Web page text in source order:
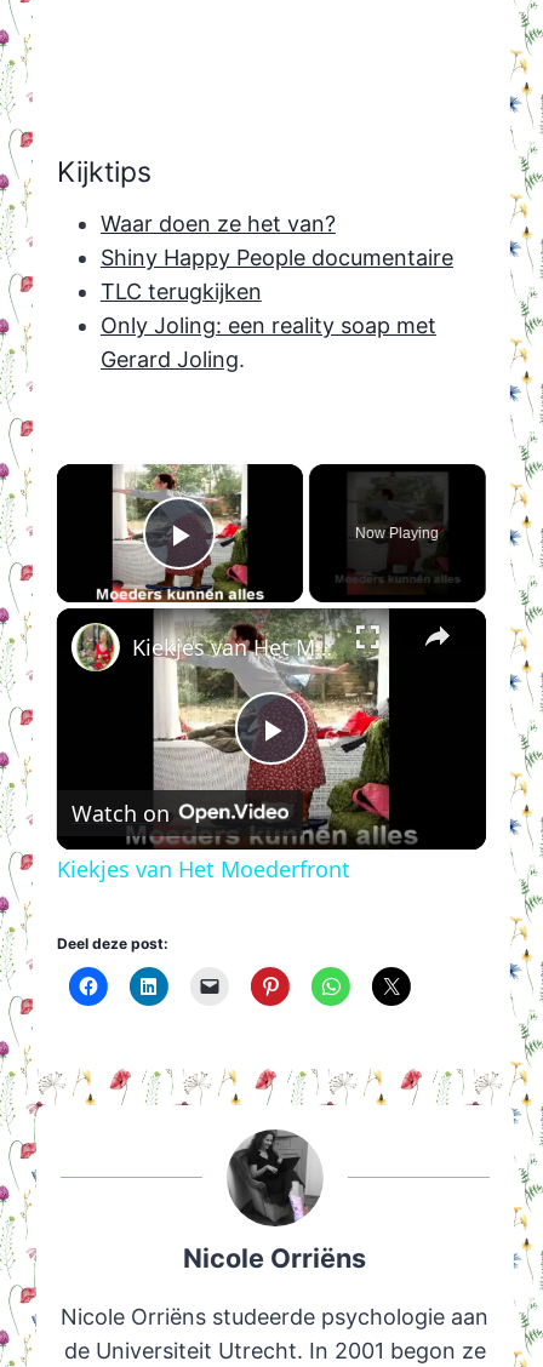
Kijktips
Waar doen ze het van?
Shiny Happy People documentaire
TLC terugkijken
Only Joling: een reality soap met
Gerard Joling.
×
Play Video
Now Playing
×
Play
Video
Kiekjes van Het Moederfront
Watch on
Kiekjes van Het Moederfront
Deel deze post:
Nicole Orriëns
Nicole Orriëns studeerde psychologie aan
de Universiteit Utrecht. In 2001 begon ze